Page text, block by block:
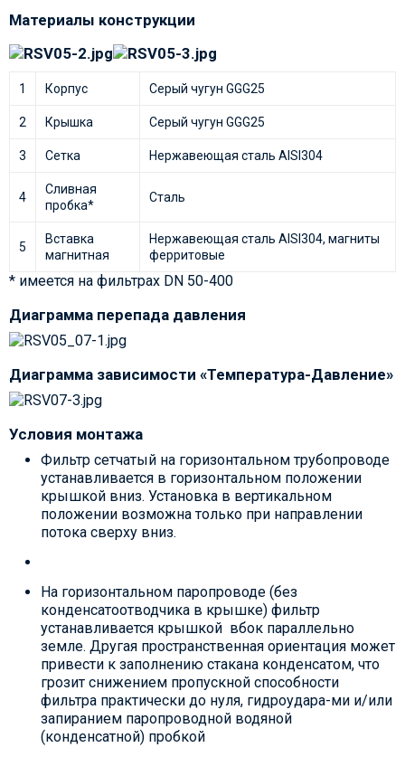
Материалы конструкции
1 Корпус Серый чугун GGG25
2 Крышка Серый чугун GGG25
3 Сетка Нержавеющая сталь AISI304
4
Сливная
пробка*
Сталь
5
Вставка
магнитная
Нержавеющая сталь AISI304, магниты
ферритовые
* имеется на фильтрах DN 50-400
Диаграмма перепада давления
Диаграмма зависимости «Температура-Давление»
Условия монтажа
Фильтр сетчатый на горизонтальном трубопроводе
устанавливается в горизонтальном положении
крышкой вниз. Установка в вертикальном
положении возможна только при направлении
потока сверху вниз.
На горизонтальном паропроводе (без
конденсатоотводчика в крышке) фильтр
устанавливается крышкой вбок параллельно
земле. Другая пространственная ориентация может
привести к заполнению стакана конденсатом, что
грозит снижением пропускной способности
фильтра практически до нуля, гидроудара-ми и/или
запиранием паропроводной водяной
(конденсатной) пробкой